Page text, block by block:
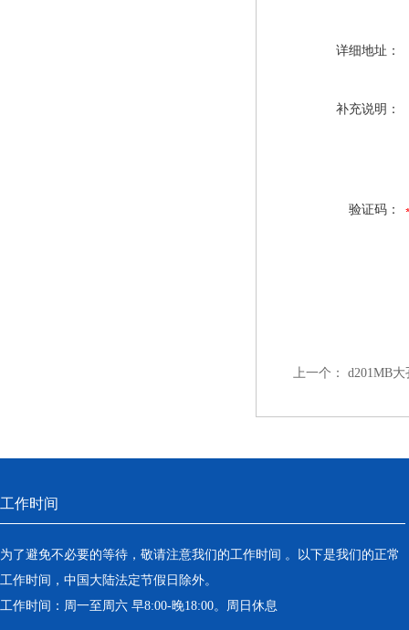
详细地址：
补充说明：
验证码：
上一个： d201MB
工作时间
为了避免不必要的等待，敬请注意我们的工作时间 。以下是我们的正常
工作时间，中国大陆法定节假日除外。
工作时间：周一至周六 早8:00-晚18:00。周日休息